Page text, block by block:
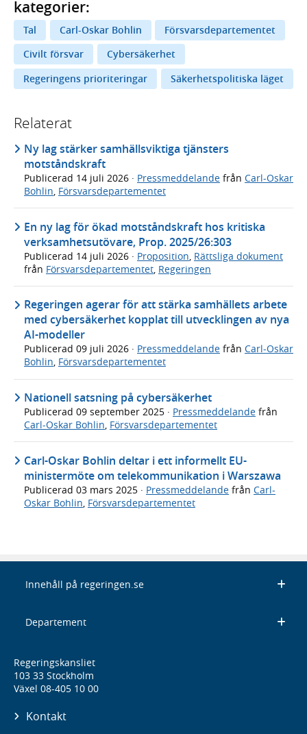
kategorier:
Tal Carl-Oskar Bohlin
Försvarsdepartementet
Civilt försvar
Cybersäkerhet
Regeringens prioriteringar
Säkerhetspolitiska läget
Relaterat
Ny lag stärker samhällsviktiga tjänsters
motståndskraft
Publicerad 14 juli 2026 · Pressmeddelande från Carl-Oskar
Bohlin, Försvarsdepartementet
En ny lag för ökad motståndskraft hos kritiska
verksamhetsutövare, Prop. 2025/26:303
Publicerad 14 juli 2026 · Proposition Rättsliga dokument
från Försvarsdepartementet Regeringen
Regeringen agerar för att stärka samhällets arbete
med cybersäkerhet kopplat till utvecklingen av nya
AI-modeller
Publicerad 09 juli 2026 · Pressmeddelande från Carl-Oskar
Bohlin, Försvarsdepartementet
Nationell satsning på cybersäkerhet
Publicerad 09 september 2025 · Pressmeddelande från
Carl-Oskar Bohlin, Försvarsdepartementet
Carl-Oskar Bohlin deltar i ett informellt EU-
ministermöte om telekommunikation i Warszawa
Publicerad 03 mars 2025 · Pressmeddelande från Carl-
Oskar Bohlin Försvarsdepartementet
Innehåll på regeringen.se
Departement
Regeringskansliet
103 33 Stockholm
Växel 08-405 10 00
Kontakt